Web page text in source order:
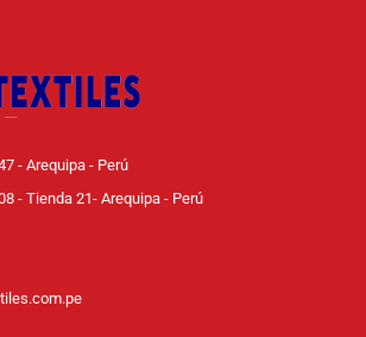
- Arequipa - Perú
- Tienda 21- Arequipa - Perú